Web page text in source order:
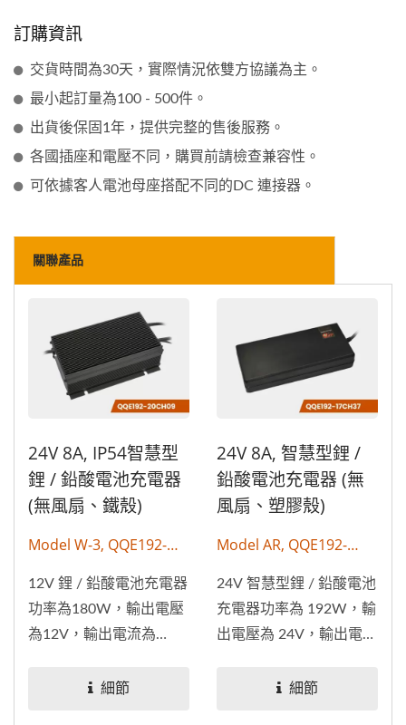
訂購資訊
交貨時間為30天，實際情況依雙方協議為主。
最小起訂量為100 - 500件。
出貨後保固1年，提供完整的售後服務。
各國插座和電壓不同，購買前請檢查兼容性。
可依據客人電池母座搭配不同的DC 連接器。
關聯產品
24V 8A, IP54智慧型
鋰 / 鉛酸電池充電器
(無風扇、鐵殼)
Model W-3, QQE192-
20CH09
12V 鋰 / 鉛酸電池充電器
功率為180W，輸出電壓
為12V，輸出電流為
細節
24V 8A, 智慧型鋰 /
鉛酸電池充電器 (無
風扇、塑膠殼)
Model AR, QQE192-
17CH37
24V 智慧型鋰 / 鉛酸電池
充電器功率為 192W，輸
出電壓為 24V，輸出電流
細節